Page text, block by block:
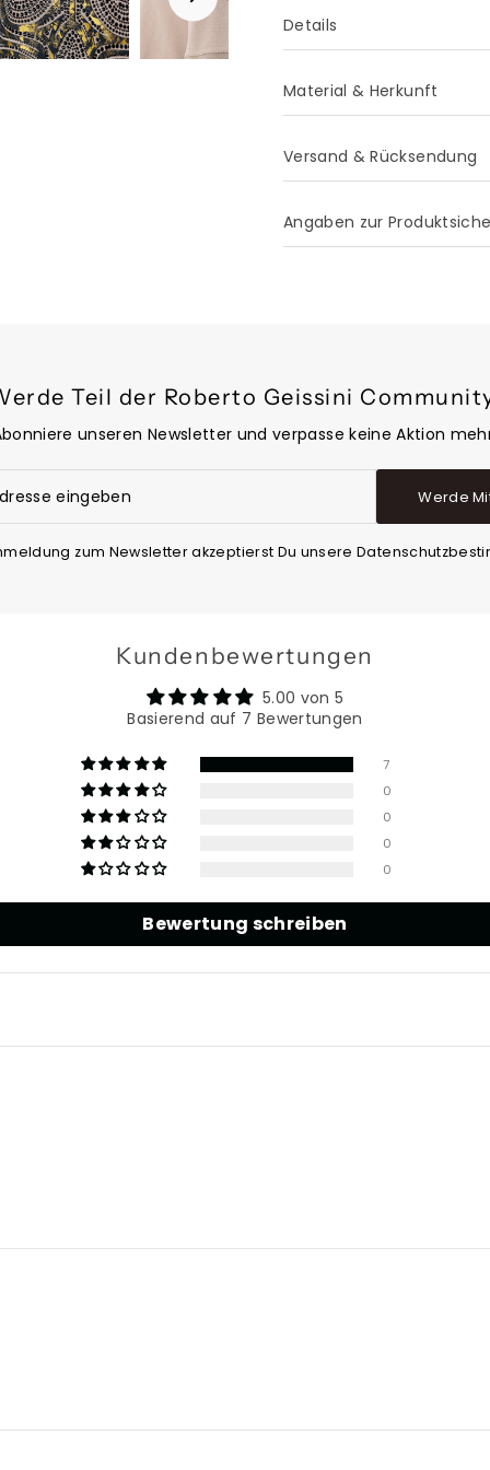
Details
Material & Herkunft
Versand & Rücksendung
Angaben zur
Teil der Roberto Geissini
unseren Newsletter und verpasse keine Aktion
Werde
zum Newsletter akzeptierst Du unsere
Kundenbewertungen
5.00 von 5
Basierend auf 7 Bewertungen
7
0
0
0
0
Bewertung schreiben